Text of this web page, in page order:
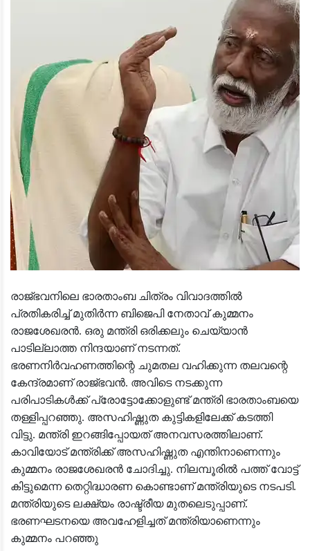
രാജ്ഭവനിലെ ഭാരതാംബ ചിത്രം വിവാദത്തിൽ
പ്രതികരിച്ച് മുതിർന്ന ബിജെപി നേതാവ് കുമ്മനം
രാജശേഖരൻ. ഒരു മന്ത്രി ഒരിക്കലും ചെയ്യാൻ
പാടില്ലാത്ത നിന്ദയാണ് നടന്നത്.
ഭരണനിർവഹണത്തിന്റെ ചുമതല വഹിക്കുന്ന തലവന്റെ
കേന്ദ്രമാണ് രാജ്ഭവൻ. അവിടെ നടക്കുന്ന
പരിപാടികൾക്ക് പ്രോട്ടോക്കോളുണ്ട് മന്ത്രി ഭാരതാംബയെ
തള്ളിപ്പറഞ്ഞു. അസഹിഷ്ണുത കുട്ടികളിലേക്ക് കടത്തി
വിട്ടു. മന്ത്രി ഇറങ്ങിപ്പോയത് അനവസരത്തിലാണ്.
കാവിയോട് മന്ത്രിക്ക് അസഹിഷ്ണുത എന്തിനാണെന്നും
കുമ്മനം രാജശേഖരൻ ചോദിച്ചു. നിലമ്പൂരിൽ പത്ത് വോട്ട്
കിട്ടുമെന്ന തെറ്റിദ്ധാരണ കൊണ്ടാണ് മന്ത്രിയുടെ നടപടി.
മന്ത്രിയുടെ ലക്ഷ്യം രാഷ്ട്രീയ മുതലെടുപ്പാണ്.
ഭരണഘടനയെ അവഹേളിച്ചത് മന്ത്രിയാണെന്നും
കുമ്മനം പറഞ്ഞു